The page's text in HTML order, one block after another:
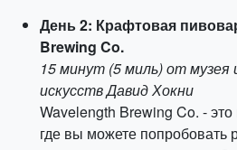
День 2: Крафтовая
Brewing Co.
15 минут (5 миль) от музея
искусств Давид Хокни
Wavelength Brewing Co. -
где вы можете попробовать